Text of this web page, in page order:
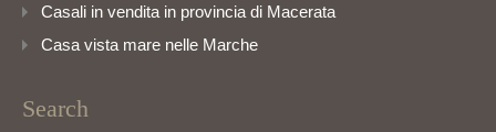
Casali in vendita in provincia di Macerata
Casa vista mare nelle Marche
Search